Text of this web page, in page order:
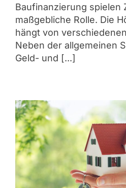
Baufinanzierung spielen
maßgebliche Rolle. Die
hängt von
Neben der allgemeinen
Geld- und [...]